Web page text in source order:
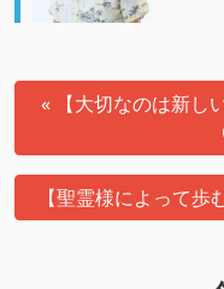
« 【大切なのは新
【聖霊様によって